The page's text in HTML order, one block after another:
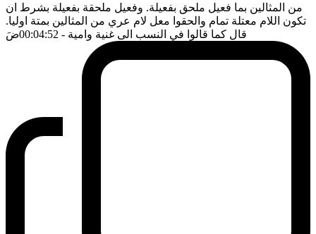
من المثالين بما فعيل ملحق بفعيلة. وفعيل ملحقة بفعيلة بشرط ان
تكون اللام معتلة تمام والحقوا معل لام عري من المثالين بمتة اوليا.
قال كما قالوا في النسب الى غنية وامية - 00:04:52 ضَ